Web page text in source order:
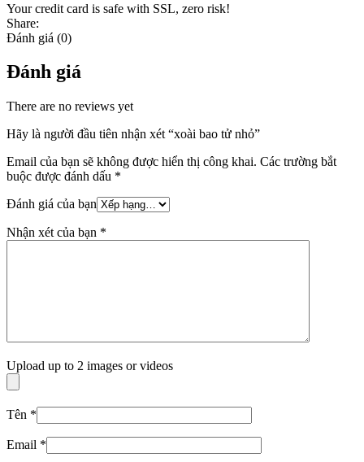
Your credit card is safe with SSL, zero risk!
Share:
Đánh giá (0)
Đánh giá
There are no reviews yet
Hãy là người đầu tiên nhận xét “xoài bao tử nhỏ”
Email của bạn sẽ không được hiển thị công khai. Các trường bắt
buộc được đánh dấu *
Đánh giá của bạn
Nhận xét của bạn *
Upload up to 2 images or videos
Tên *
Email *